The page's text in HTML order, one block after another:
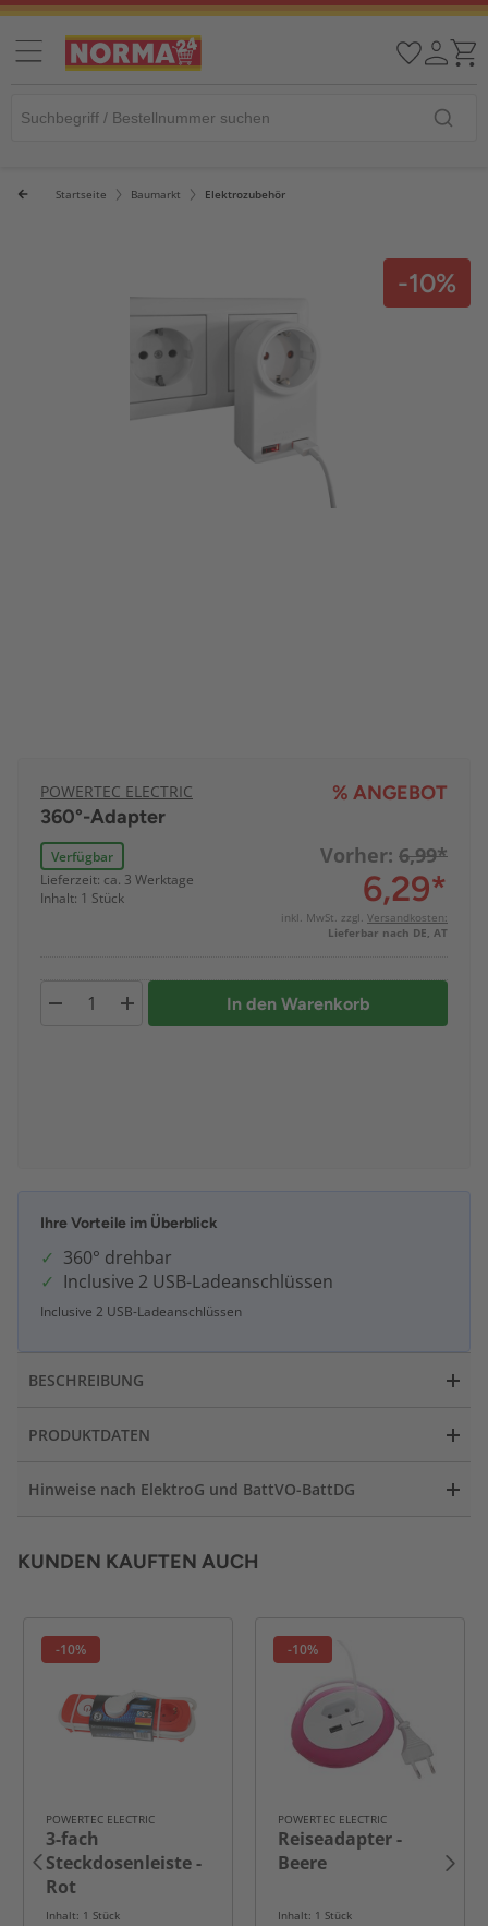
Startseite Baumarkt Elektrozubehör
-10%
POWERTEC ELECTRIC
% ANGEBOT
360°-Adapter
Verfügbar
Lieferzeit: ca. 3 Werktage
Inhalt: 1 Stück
Vorher: 6,99*
6,29*
inkl. MwSt. zzgl. Versandkosten:
Lieferbar nach DE, AT
In den Warenkorb
Ihre Vorteile im Überblick
360° drehbar
Inclusive 2 USB-Ladeanschlüssen
Inclusive 2 USB-Ladeanschlüssen
BESCHREIBUNG
PRODUKTDATEN
Hinweise nach ElektroG und BattVO-BattDG
KUNDEN KAUFTEN AUCH
-10%
POWERTEC ELECTRIC
3-fach
Steckdosenleiste -
Rot
Inhalt: 1 Stück
-10%
POWERTEC ELECTRIC
Reiseadapter -
Beere
Inhalt: 1 Stück